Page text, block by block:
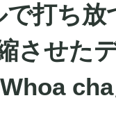
打ち放
させた